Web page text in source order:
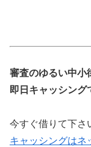
審査のゆるい中小
即日キャッシング
今すぐ借りて下
キャッシングはネ